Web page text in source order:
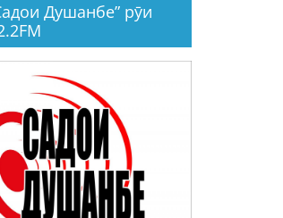
Душанбе” рӯи